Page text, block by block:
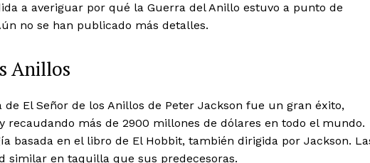
a averiguar por qué la Guerra del Anillo estuvo a punto de
no se han publicado más detalles.
Anillos
El Señor de los Anillos de Peter Jackson fue un gran éxito,
recaudando más de 2900 millones de dólares en todo el mundo.
basada en el libro de El Hobbit, también dirigida por Jackson.
similar en taquilla que sus predecesoras.